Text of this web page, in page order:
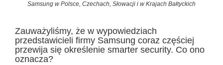
Samsung w Polsce, Czechach, Słowacji i w Krajach Bałtyckich
Zauważyliśmy, że w wypowiedziach
przedstawicieli firmy Samsung coraz częściej
przewija się określenie smarter security. Co ono
oznacza?